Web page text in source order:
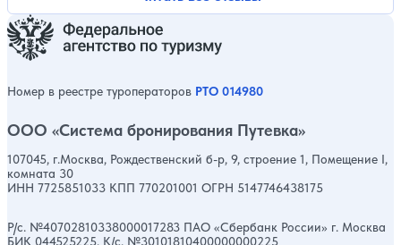
Номер в реестре туроператоров РТО 014980
ООО «Система бронирования Путевка»
107045, г.Москва, Рождественский б-р, 9, строение 1, Помещение I,
комната 30
ИНН 7725851033 КПП 770201001 ОГРН 5147746438175
Р/с. №40702810338000017283 ПАО «Сбербанк России» г. Москва
БИК 044525225, К/с. №30101810400000000225